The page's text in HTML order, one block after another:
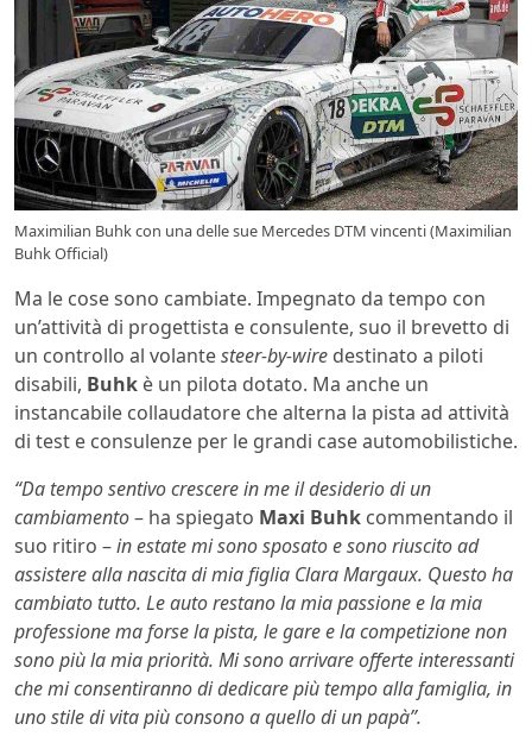
Maximilian Buhk con una delle sue Mercedes DTM vincenti (Maximilian
Buhk Official)
Ma le cose sono cambiate. Impegnato da tempo con
un’attività di progettista e consulente, suo il brevetto di
un controllo al volantesteer-by-wire destinato a piloti
disabili, Buhk è un pilota dotato. Ma anche un
instancabile collaudatore che alterna la pista ad attività
di test e consulenze per le grandi case automobilistiche.
“Da tempo sentivo crescere in me il desiderio di un
cambiamento– ha spiegato Maxi Buhk commentando il
suo ritiro –in estate mi sono sposato e sono riuscito ad
assistere alla nascita di mia figlia Clara Margaux. Questo ha
cambiato tutto. Le auto restano la mia passione e la mia
professione ma forse la pista, le gare e la competizione non
sono più la mia priorità. Mi sono arrivare offerte interessanti
che mi consentiranno di dedicare più tempo alla famiglia, in
uno stile di vita più consono a quello di un papà”.